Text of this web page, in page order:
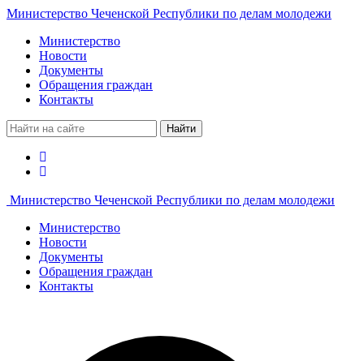
Министерство Чеченской Республики по делам молодежи
Министерство
Новости
Документы
Обращения граждан
Контакты
Найти
Министерство Чеченской Республики по делам молодежи
Министерство
Новости
Документы
Обращения граждан
Контакты